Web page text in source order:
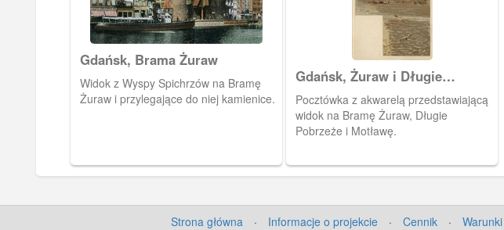
Gdańsk, Brama Żuraw
Widok z Wyspy Spichrzów na Bramę
Żuraw i przylegające do niej kamienice.
Gdańsk, Żuraw i Długie
Pobrzeże
Pocztówka z akwarelą przedstawiającą
widok na Bramę Żuraw, Długie
Pobrzeże i Motławę.
Strona główna · Informacje o projekcie · Cennik ·